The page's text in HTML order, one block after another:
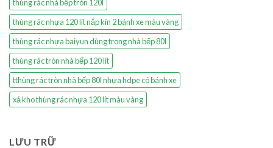
thùng rác nhà bếp tròn 120l
thùng rác nhựa 120 lít nắp kín 2 bánh xe màu vàng
thùng rác nhựa baiyun dùng trong nhà bếp 80l
thùng rác tròn nhà bếp 120 lít
tthùng rác tròn nhà bếp 80l nhựa hdpe có bánh xe
xả kho thùng rác nhựa 120 lít màu vàng
LƯU TRỮ